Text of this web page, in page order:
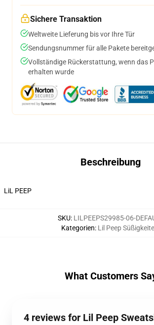
Sichere Transaktion
Weltweite Lieferung bis vor Ihre Tür
Sendungsnummer für alle Pakete
Vollständige Rückerstattung, wenn das
erhalten wurde
Beschreibung
LiL PEEP
SKU: LILPEEPS29985-06-
Kategorien: Lil Peep
What Customers
4 reviews for Lil Peep